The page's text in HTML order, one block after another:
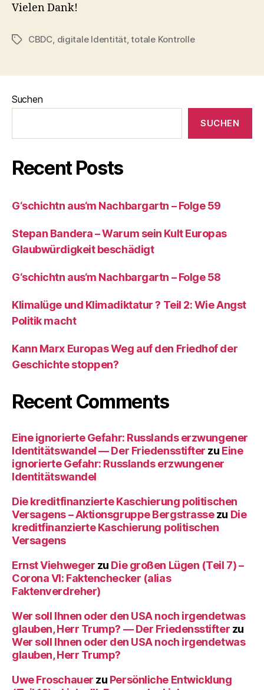
Vielen Dank!
Schlagwörter
CBDC digitale Identität,totale Kontrolle
Suchen
SUCHEN
Recent Posts
G‘schichtn aus‘m Nachbargartn – Folge 59
Stepan Bandera – Warum sein Kult Europas
Glaubwürdigkeit beschädigt
G‘schichtn aus‘m Nachbargartn – Folge 58
Klimalüge und Klimadiktatur ? Teil 2: Wie Angst
Politik macht
Kann Marx Europas Weg auf den Friedhof der
Geschichte stoppen?
Recent Comments
Eine ignorierte Gefahr: Russlands erzwungener
Identitätswandel — Der Friedensstifter zu Eine
ignorierte Gefahr: Russlands erzwungener
Identitätswandel
Die kreditfinanzierte Kaschierung politischen
Versagens – Aktionsgruppe Bergstrassezu Die
kreditfinanzierte Kaschierung politischen
Versagens
Ernst Viehweger zu Die großen Lügen (Teil 7) –
Corona VI: Faktenchecker (alias
Faktenverdreher)
Wer soll Ihnen oder den USA noch irgendetwas
glauben, Herr Trump? — Der Friedensstifter zu
Wer soll Ihnen oder den USA noch irgendetwas
glauben, Herr Trump?
Uwe Froschauer zu Persönliche Entwicklung